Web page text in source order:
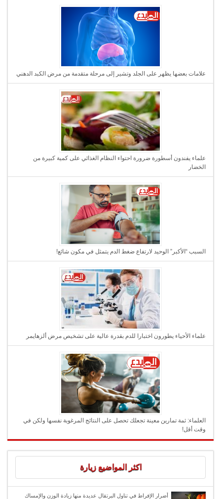
علامات بعضها يظهر على الجلد وتشير إلى مرحلة متقدمة من مرض الكبد الدهني
علماء يفندون أسطورة ضرورة احتواء النظام الغذائي على كمية كبيرة من
الخضار
السبب “الأكبر” الوحيد لارتفاع ضغط الدم يتمثل في مكون شائع!
علماء الأحياء يطورون اختبارا للدم بقدرة عالية على تشخيص مرض ألزهايمر
العلماء: ثمة تمارين معينة تجعلك تحصل على النتائج المرغوبة نفسها ولكن في
وقت أقل!
اكثر المواضيع زيارة
أضرار الإفراط في تناول البرتقال عديدة منها زيادة الوزن والإمساك